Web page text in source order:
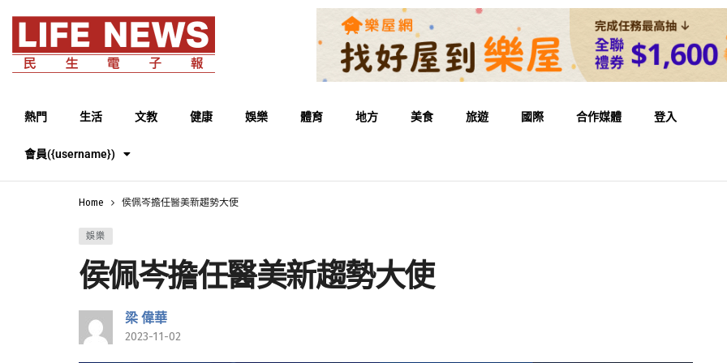
熱門 生活 文教 健康 娛樂 體育 地方 美食 旅遊 國際 合作媒體 登入
會員({username})
Home 侯佩岑擔任醫美新趨勢大使
娛樂
侯佩岑擔任醫美新趨勢大使
梁 偉華
2023-11-02